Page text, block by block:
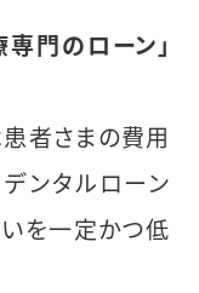
門のローン」
者さまの費用
ンタルローン
を一定かつ低